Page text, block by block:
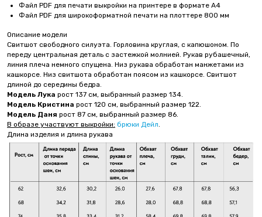
Файл PDF для печати выкройки на принтере в формате А4
Файл PDF для широкоформатной печати на плоттере 800 мм
Описание модели
Свитшот свободного силуэта. Горловина круглая, с капюшоном. По
переду центральная деталь с застежкой молнией. Рукав рубашечный,
линия плеча немного спущена. Низ рукава обработан манжетами из
кашкорсе. Низ свитшота обработан поясом из кашкорсе. Свитшот
длиной до середины бедра.
Модель Лука рост 137 см, выбранный размер 134.
Модель Кристина рост 120 см, выбранный размер 122.
Модель Даня рост 87 см, выбранный размер 86.
В образе участвуют выкройки: брюки Дейл.
Длина изделия и длина рукава